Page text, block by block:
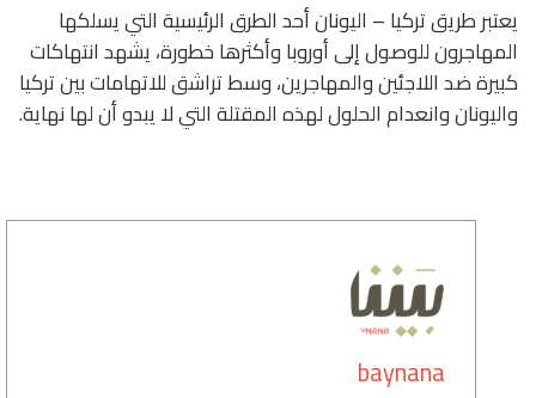
يعتبر طريق تركيا – اليونان أحد الطرق الرئيسية التي يسلكها
المهاجرون للوصول إلى أوروبا وأكثرها خطورة، يشهد انتهاكات
كبيرة ضد اللاجئين والمهاجرين، وسط تراشق للاتهامات بين تركيا
واليونان وانعدام الحلول لهذه المقتلة التي لا يبدو أن لها نهاية.
baynana